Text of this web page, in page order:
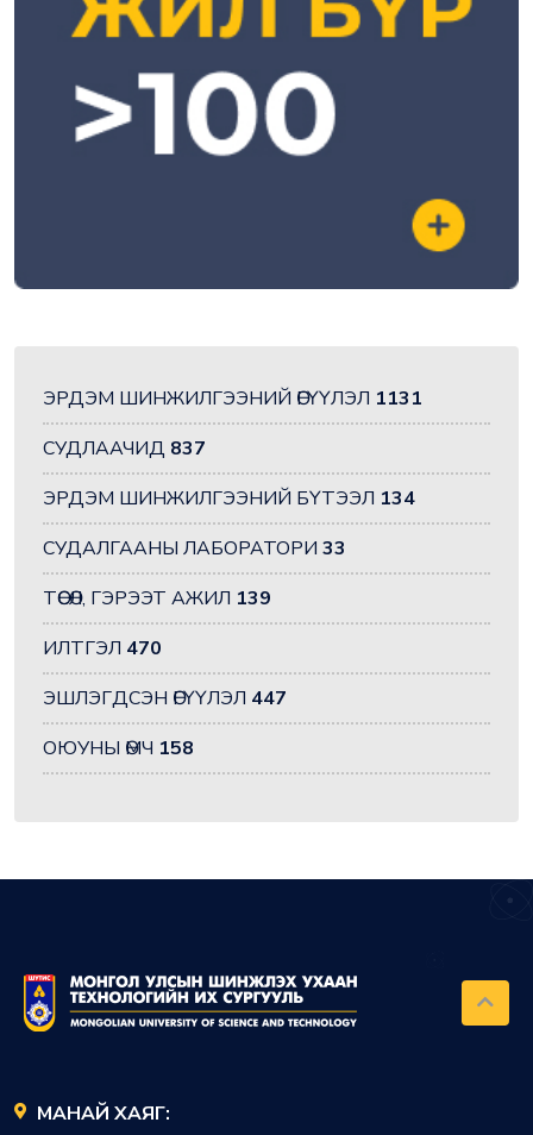
ЭРДЭМ ШИНЖИЛГЭЭНИЙ ӨГҮҮЛЭЛ 1131
СУДЛААЧИД 837
ЭРДЭМ ШИНЖИЛГЭЭНИЙ БҮТЭЭЛ 134
СУДАЛГААНЫ ЛАБОРАТОРИ 33
ТӨСӨЛ, ГЭРЭЭТ АЖИЛ 139
ИЛТГЭЛ 470
ЭШЛЭГДСЭН ӨГҮҮЛЭЛ 447
ОЮУНЫ ӨМЧ 158
МАНАЙ ХАЯГ: